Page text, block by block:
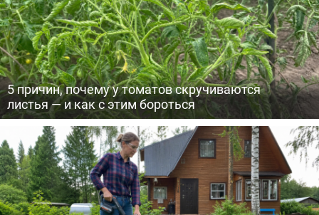
5 причин, почему у томатов скручиваются
листья — и как с этим бороться